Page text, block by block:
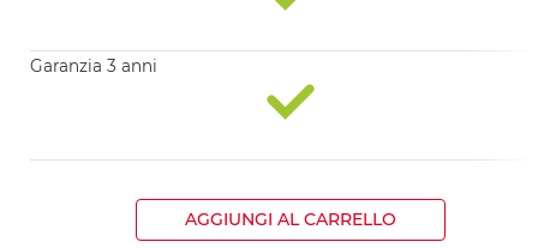
Garanzia 3 anni
AGGIUNGI AL CARRELLO